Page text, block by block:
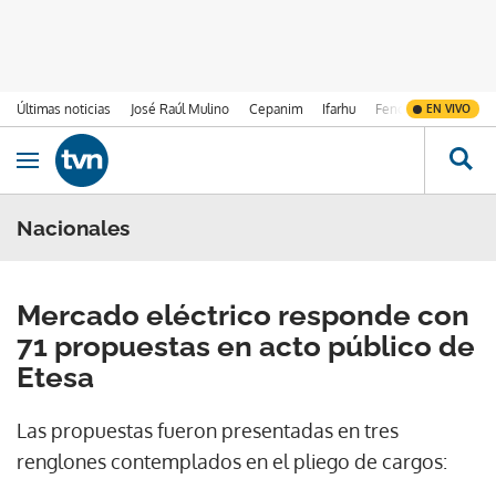
Últimas noticias José Raúl Mulino Cepanim Ifarhu Fenómeno de El
EN VIVO
Ir al contenido
Obrir navegació
Nacionales
Mercado eléctrico responde con
71 propuestas en acto público de
Etesa
Las propuestas fueron presentadas en tres
renglones contemplados en el pliego de cargos: